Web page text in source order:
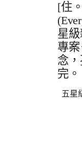
[住
星
專
念
完。
五星